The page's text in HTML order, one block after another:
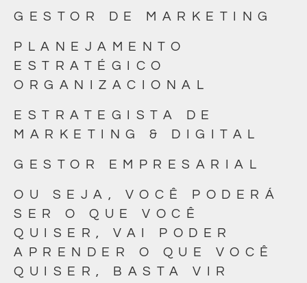
GESTOR DE MARKETING
PLANEJAMENTO
ESTRATÉGICO
ORGANIZACIONAL
ESTRATEGISTA DE
MARKETING & DIGITAL
GESTOR EMPRESARIAL
OU SEJA, VOCÊ PODERÁ
SER O QUE VOCÊ
QUISER, VAI PODER
APRENDER O QUE VOCÊ
QUISER, BASTA VIR